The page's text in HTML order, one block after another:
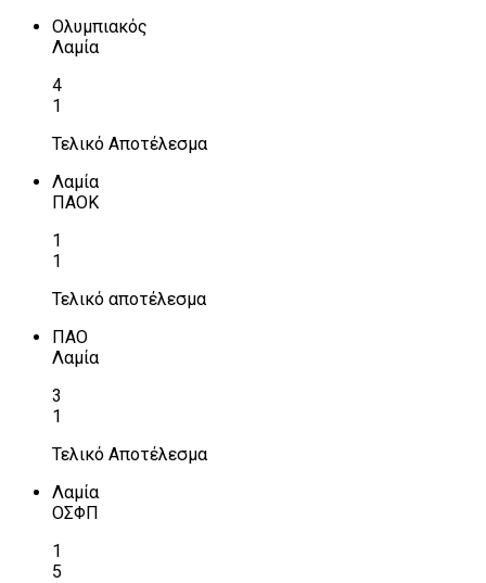
Ολυμπιακός
Λαμία
4
1
Τελικό Αποτέλεσμα
Λαμία
ΠΑΟΚ
1
1
Τελικό αποτέλεσμα
ΠΑΟ
Λαμία
3
1
Τελικό Αποτέλεσμα
Λαμία
ΟΣΦΠ
1
5